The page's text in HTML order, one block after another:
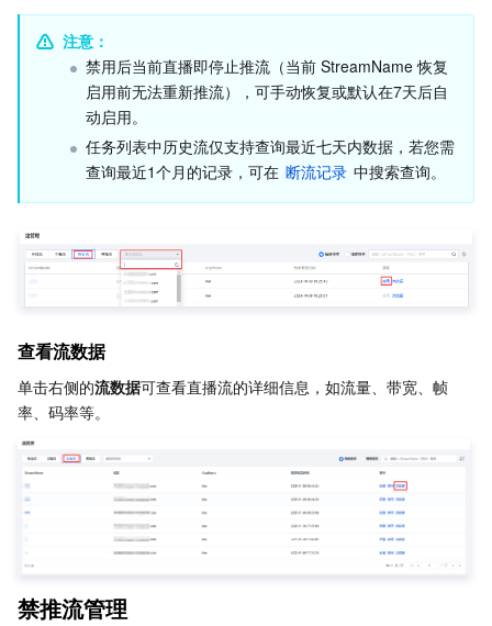
注意：
禁用后当前直播即停止推流（当前 StreamName 恢复
启用前无法重新推流），可手动恢复或默认在7天后自
动启用。
任务列表中历史流仅支持查询最近七天内数据，若您需
查询最近1个月的记录，可在 断流记录 中搜索查询。
查看流数据
单击右侧的流数据可查看直播流的详细信息，如流量、带宽、帧
率、码率等。
禁推流管理